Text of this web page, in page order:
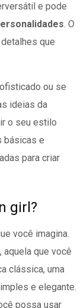
e pode
. O
que
ou se
ideias da
o seu estilo
básicas e
para criar
girl?
você imagina.
, aquela que você
clássica, uma
e elegante.
possa usar